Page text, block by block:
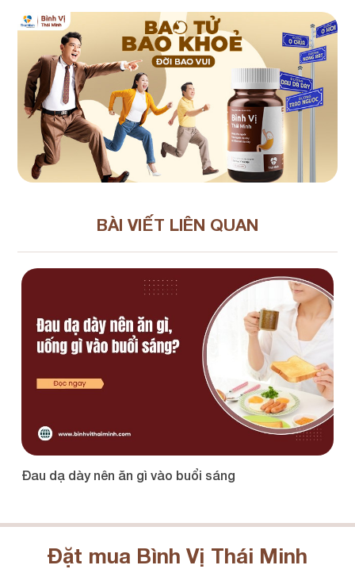
BÀI VIẾT LIÊN QUAN
Đau dạ dày nên ăn gì vào buổi sáng
Đặt mua Bình Vị Thái Minh